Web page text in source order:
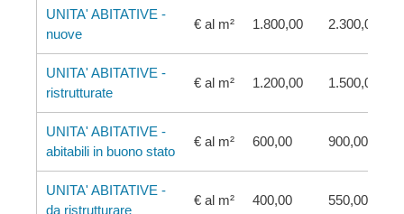
UNITA' ABITATIVE -
nuove
€ al m² 1.800,00 2.300,00
UNITA' ABITATIVE -
ristrutturate
€ al m² 1.200,00 1.500,00
UNITA' ABITATIVE -
abitabili in buono stato
€ al m² 600,00 900,00
UNITA' ABITATIVE -
da ristrutturare
€ al m² 400,00 550,00